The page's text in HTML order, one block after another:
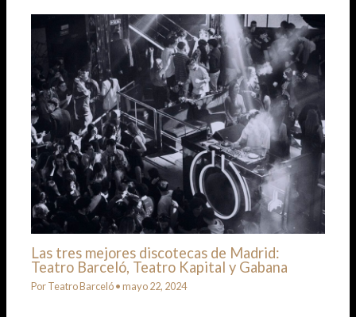
Las tres mejores discotecas de Madrid:
Teatro Barceló, Teatro Kapital y Gabana
PorTeatro Barceló•mayo 22, 2024